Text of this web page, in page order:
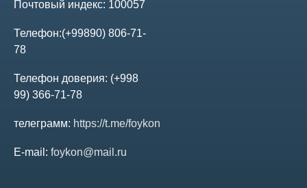
Почтовый индекс: 100057
Телефон:(+99890) 806-71-
78
Телефон доверия: (+998
99) 366-71-78
телеграмм: https://t.me/foykon
E-mail: foykon@mail.ru